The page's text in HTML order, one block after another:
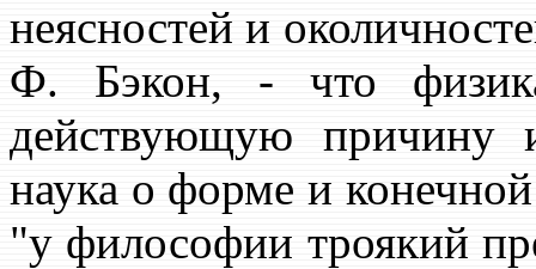
неясностей и
Ф. Бэкон, - что
действующую причину
наука о форме и
"у философии троякий